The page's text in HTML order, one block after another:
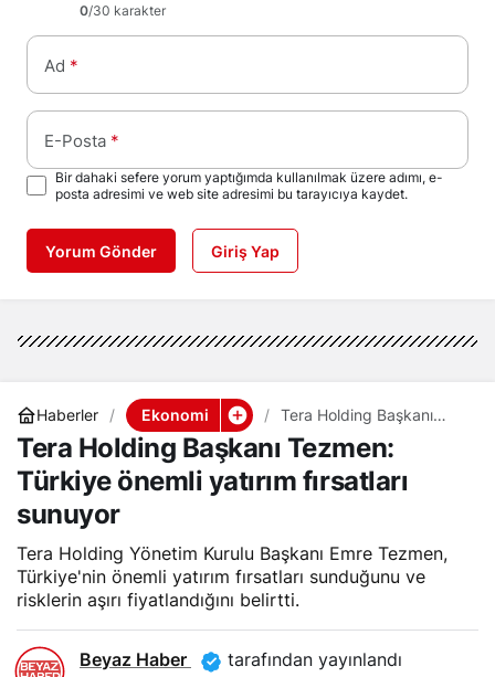
0/30 karakter
Ad *
E-Posta *
Bir dahaki sefere yorum yaptığımda kullanılmak üzere adımı, e-
posta adresimi ve web site adresimi bu tarayıcıya kaydet.
Yorum Gönder Giriş Yap
Haberler Ekonomi
Tera Holding Başkanı
Tezmen: Türkiye önemli
yatırım fırsatları sunuyor
Tera Holding Başkanı Tezmen:
Türkiye önemli yatırım fırsatları
sunuyor
Tera Holding Yönetim Kurulu Başkanı Emre Tezmen,
Türkiye'nin önemli yatırım fırsatları sunduğunu ve
risklerin aşırı fiyatlandığını belirtti.
Beyaz Haber
tarafından yayınlandı